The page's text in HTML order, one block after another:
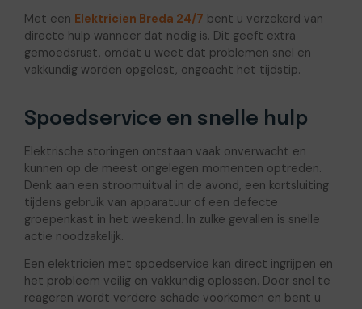
Met een Elektricien Breda 24/7 bent u verzekerd van
directe hulp wanneer dat nodig is. Dit geeft extra
gemoedsrust, omdat u weet dat problemen snel en
vakkundig worden opgelost, ongeacht het tijdstip.
Spoedservice en snelle hulp
Elektrische storingen ontstaan vaak onverwacht en
kunnen op de meest ongelegen momenten optreden.
Denk aan een stroomuitval in de avond, een kortsluiting
tijdens gebruik van apparatuur of een defecte
groepenkast in het weekend. In zulke gevallen is snelle
actie noodzakelijk.
Een elektricien met spoedservice kan direct ingrijpen en
het probleem veilig en vakkundig oplossen. Door snel te
reageren wordt verdere schade voorkomen en bent u